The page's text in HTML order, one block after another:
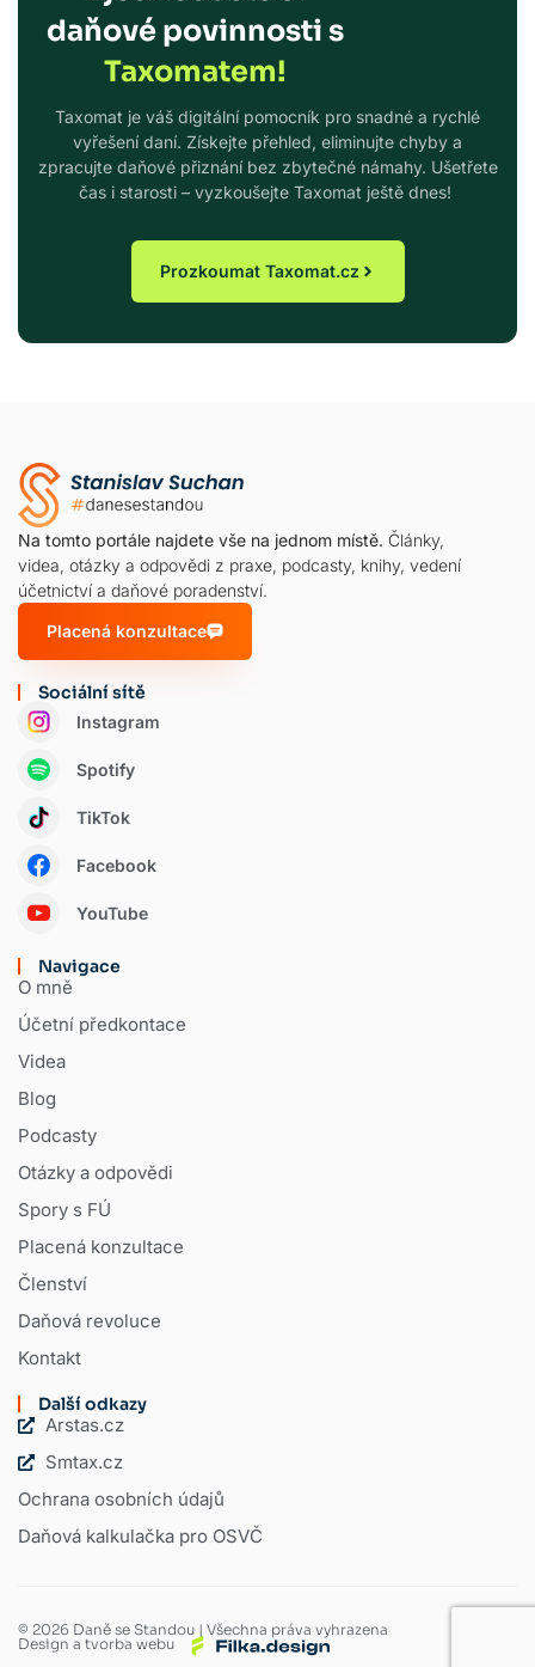
daňové povinnosti s
Taxomatem!
Taxomat je váš digitální pomocník pro snadné a rychlé
vyřešení daní. Získejte přehled, eliminujte chyby a
zpracujte daňové přiznání bez zbytečné námahy. Ušetřete
čas i starosti – vyzkoušejte Taxomat ještě dnes!
Prozkoumat Taxomat.cz
Na tomto portále najdete vše na jednom místě. Články,
videa, otázky a odpovědi z praxe, podcasty, knihy, vedení
účetnictví a daňové poradenství.
Placená konzultace
Sociální sítě
Instagram
Spotify
TikTok
Facebook
YouTube
Navigace
O mně
Účetní předkontace
Videa
Blog
Podcasty
Otázky a odpovědi
Spory s FÚ
Placená konzultace
Členství
Daňová revoluce
Kontakt
Další odkazy
Arstas.cz
Smtax.cz
Ochrana osobních údajů
Daňová kalkulačka pro OSVČ
© 2026 Daně se Standou | Všechna práva vyhrazena
Design a tvorba webu